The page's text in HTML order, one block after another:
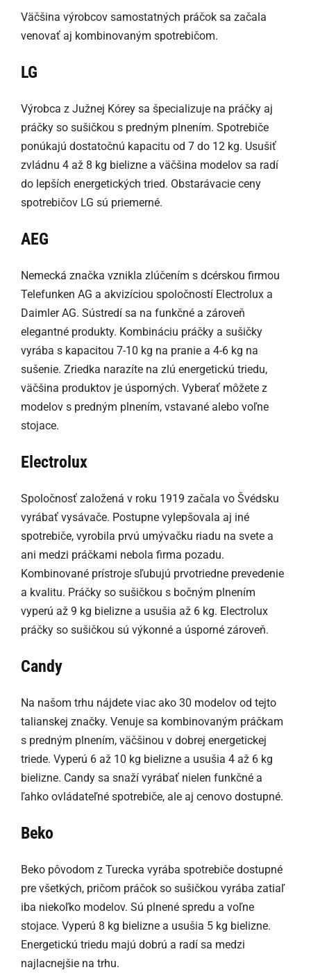
Väčšina výrobcov samostatných práčok sa začala
venovať aj kombinovaným spotrebičom.
LG
Výrobca z Južnej Kórey sa špecializuje na práčky aj
práčky so sušičkou s predným plnením. Spotrebiče
ponúkajú dostatočnú kapacitu od 7 do 12 kg. Usušiť
zvládnu 4 až 8 kg bielizne a väčšina modelov sa radí
do lepších energetických tried. Obstarávacie ceny
spotrebičov LG sú priemerné.
AEG
Nemecká značka vznikla zlúčením s dcérskou firmou
Telefunken AG a akvizíciou spoločností Electrolux a
Daimler AG. Sústredí sa na funkčné a zároveň
elegantné produkty. Kombináciu práčky a sušičky
vyrába s kapacitou 7-10 kg na pranie a 4-6 kg na
sušenie. Zriedka narazíte na zlú energetickú triedu,
väčšina produktov je úsporných. Vyberať môžete z
modelov s predným plnením, vstavané alebo voľne
stojace.
Electrolux
Spoločnosť založená v roku 1919 začala vo Švédsku
vyrábať vysávače. Postupne vylepšovala aj iné
spotrebiče, vyrobila prvú umývačku riadu na svete a
ani medzi práčkami nebola firma pozadu.
Kombinované prístroje sľubujú prvotriedne prevedenie
a kvalitu. Práčky so sušičkou s bočným plnením
vyperú až 9 kg bielizne a usušia až 6 kg. Electrolux
práčky so sušičkou sú výkonné a úsporné zároveň.
Candy
Na našom trhu nájdete viac ako 30 modelov od tejto
talianskej značky. Venuje sa kombinovaným práčkam
s predným plnením, väčšinou v dobrej energetickej
triede. Vyperú 6 až 10 kg bielizne a usušia 4 až 6 kg
bielizne. Candy sa snaží vyrábať nielen funkčné a
ľahko ovládateľné spotrebiče, ale aj cenovo dostupné.
Beko
Beko pôvodom z Turecka vyrába spotrebiče dostupné
pre všetkých, pričom práčok so sušičkou vyrába zatiaľ
iba niekoľko modelov. Sú plnené spredu a voľne
stojace. Vyperú 8 kg bielizne a usušia 5 kg bielizne.
Energetickú triedu majú dobrú a radí sa medzi
najlacnejšie na trhu.